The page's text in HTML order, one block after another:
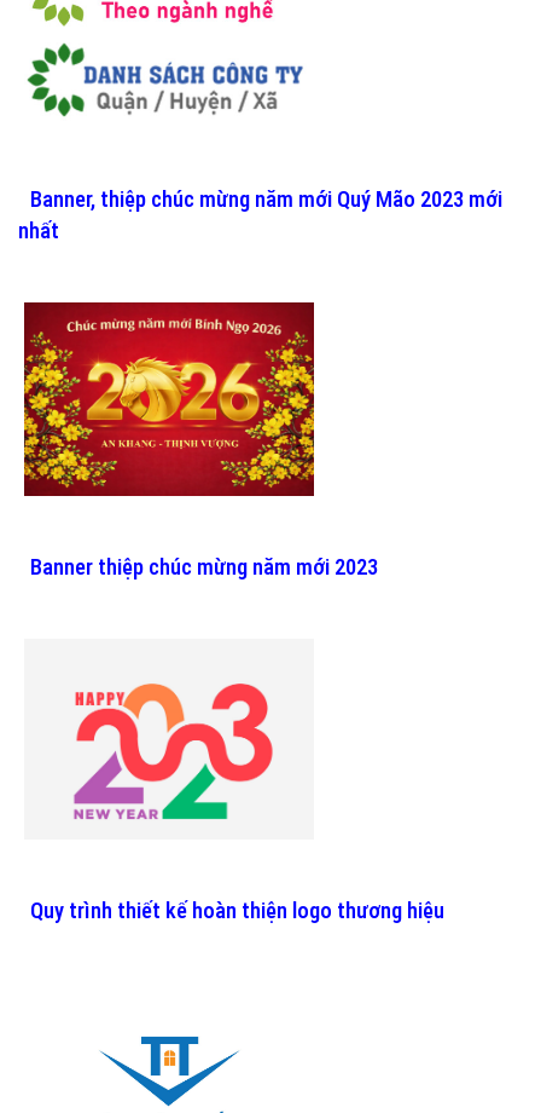
Banner, thiệp chúc mừng năm mới Quý Mão 2023 mới
nhất
Banner thiệp chúc mừng năm mới 2023
Quy trình thiết kế hoàn thiện logo thương hiệu